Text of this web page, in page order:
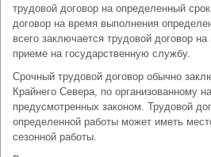
трудовой договор на определенный
договор на время выполнения
всего заключается трудовой договор
приеме на государственную службу.
Срочный трудовой договор обычно
Крайнего Севера, по организованному
предусмотренных законом. Трудовой
определенной работы может иметь
сезонной работы.